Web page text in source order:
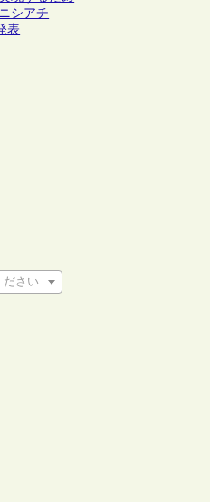
シアチ
表
ださい